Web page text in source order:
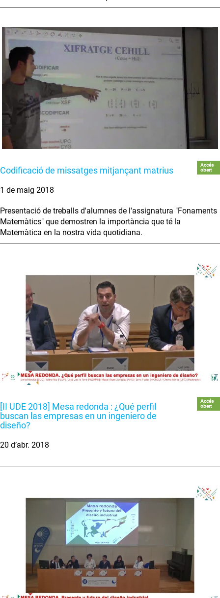
Codificació de missatges mitjançant matrius
Accés
obert
1 de maig 2018
Presentació de treballs d'alumnes de l'assignatura "Fonaments
Matemàtics" que demostren la importància que té la
Matemàtica en la nostra vida quotidiana.
[II UDE 2018] Mesa redonda : ¿Qué perfil
buscan las empresas en un ingeniero de
diseño?
Accés
obert
20 d’abr. 2018